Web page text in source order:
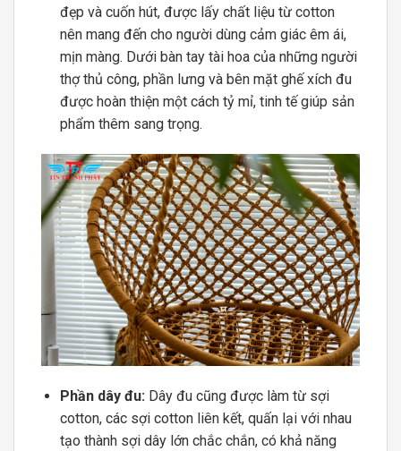
đẹp và cuốn hút, được lấy chất liệu từ cotton
nên mang đến cho người dùng cảm giác êm ái,
mịn màng. Dưới bàn tay tài hoa của những người
thợ thủ công, phần lưng và bên mặt ghế xích đu
được hoàn thiện một cách tỷ mỉ, tinh tế giúp sản
phẩm thêm sang trọng.
Phần dây đu:Dây đu cũng được làm từ sợi
cotton, các sợi cotton liên kết, quấn lại với nhau
tạo thành sợi dây lớn chắc chắn, có khả năng